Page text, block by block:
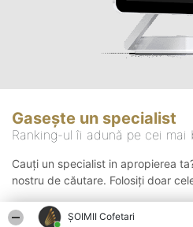
ȘOIMII Cofetari
Gasește un specialist
Ranking-ul îi adună pe cei
Cauți un specialist in apropierea
nostru de căutare. Folosiți doar